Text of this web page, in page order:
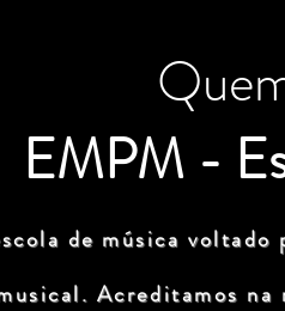
EMPM -
de música voltado
Acreditamos